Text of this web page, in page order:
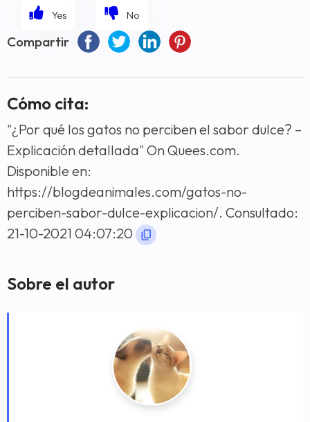
Compartir
Cómo cita:
"¿Por qué los gatos no perciben el sabor dulce? –
Explicación detallada" On Quees.com.
Disponible en:
https://blogdeanimales.com/gatos-no-
perciben-sabor-dulce-explicacion/. Consultado:
21-10-2021 04:07:20
Sobre el autor